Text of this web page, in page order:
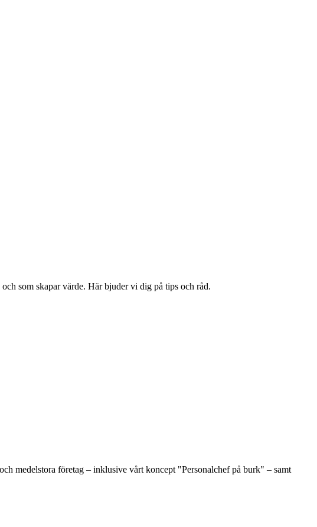
som skapar värde. Här bjuder vi dig på tips och råd.
medelstora företag – inklusive vårt koncept "Personalchef på burk" – samt